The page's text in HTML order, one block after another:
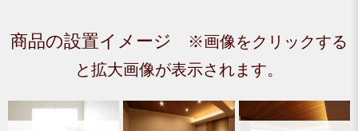
商品の設置イメージ
※画像をクリックする
と拡大画像が表示されます。